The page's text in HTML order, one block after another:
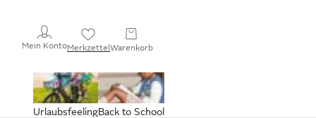
Mein KontoMerkzettelWarenkorb
Back to School
Urlaubsfeeling